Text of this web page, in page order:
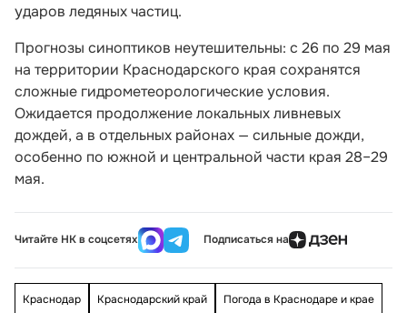
ударов ледяных частиц.
Прогнозы синоптиков неутешительны: с 26 по 29 мая
на территории Краснодарского края сохранятся
сложные гидрометеорологические условия.
Ожидается продолжение локальных ливневых
дождей, а в отдельных районах — сильные дожди,
особенно по южной и центральной части края 28–29
мая.
Читайте НК в соцсетях Подписаться на
Краснодар Краснодарский край Погода в Краснодаре и крае